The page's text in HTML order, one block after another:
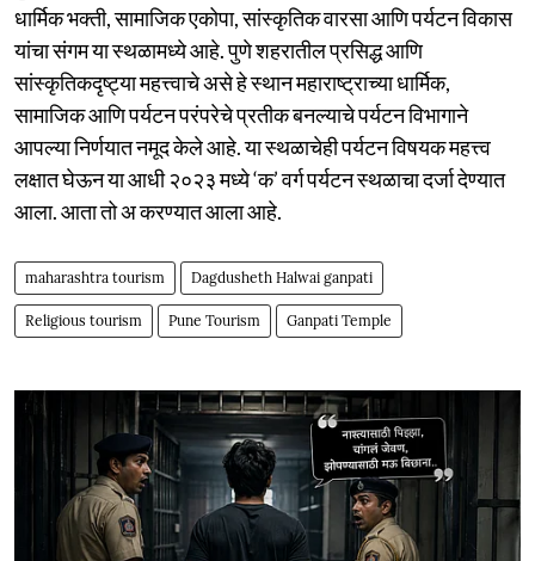
धार्मिक भक्ती, सामाजिक एकोपा, सांस्कृतिक वारसा आणि पर्यटन विकास
यांचा संगम या स्थळामध्ये आहे. पुणे शहरातील प्रसिद्ध आणि
सांस्कृतिकदृष्ट्या महत्त्वाचे असे हे स्थान महाराष्ट्राच्या धार्मिक,
सामाजिक आणि पर्यटन परंपरेचे प्रतीक बनल्याचे पर्यटन विभागाने
आपल्या निर्णयात नमूद केले आहे. या स्थळाचेही पर्यटन विषयक महत्त्व
लक्षात घेऊन या आधी २०२३ मध्ये ‘क’ वर्ग पर्यटन स्थळाचा दर्जा देण्यात
आला. आता तो अ करण्यात आला आहे.
maharashtra tourism Dagdusheth Halwai ganpati
Religious tourism Pune Tourism Ganpati Temple